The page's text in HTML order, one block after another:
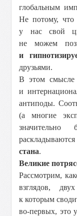
глобальным
Не потому,
у нас свой
не можем
и
друзьями.
В этом смысле
и
антиподы.
(а многие
стана.
Великие
Рассмотрим,
взглядов,
к которым
во-первых, это